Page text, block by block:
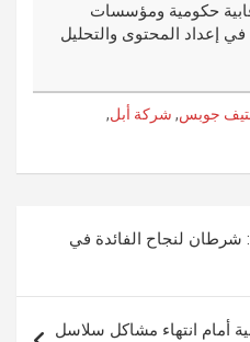
حكومية ومؤسسات
إعداد المحتوى والتحليل
جوبس, شركة أبل,
: شرطان لنجاح الفائدة في
أمام انتهاء مشاكل سلاسل